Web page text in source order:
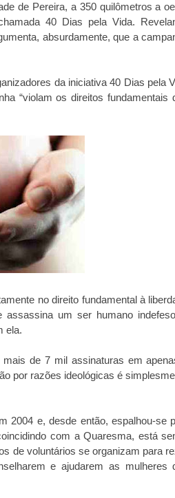
de Pereira, a 350 quilômetros a
40 Dias pela Vida.
absurdamente, que a
da iniciativa 40 Dias pela
“violam os direitos fundamentais
no direito fundamental à
assassina um ser humano
ela.
mais de 7 mil assinaturas em
por razões ideológicas é
2004 e, desde então, espalhou-se
com a Quaresma, está
de voluntários se organizam para
e ajudarem as mulheres